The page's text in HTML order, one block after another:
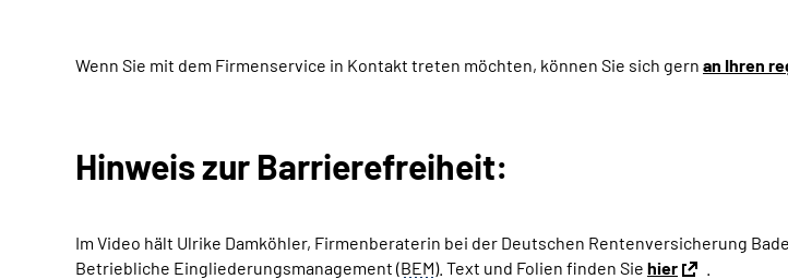
Wenn Sie mit dem Firmenservice in Kontakt treten möchten, können Sie sich gern an Ihren
Hinweis zur Barrierefreiheit:
Im Video hält Ulrike Damköhler, Firmenberaterin bei der Deutschen Rentenversicherung
Betriebliche Eingliederungsmanagement (BEM). Text und Folien finden Sie hier